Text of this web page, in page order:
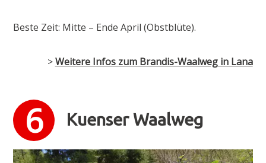
Beste Zeit: Mitte – Ende April (Obstblüte).
>Weitere Infos zum Brandis-Waalweg in Lana
Kuenser Waalweg